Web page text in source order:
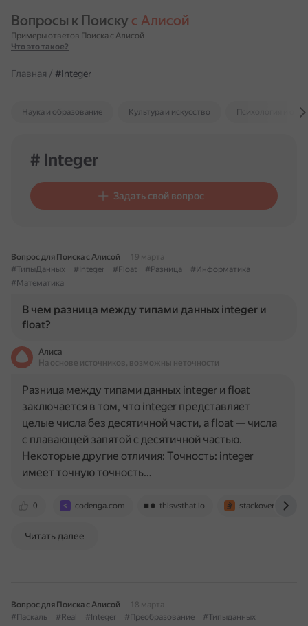
Вопросы к Поиску с Алисой
Примеры ответов Поиска с Алисой
Что это такое?
Главная / #Integer
Наука и образование Культура и искусство Психология и
# Integer
Задать свой вопрос
Вопрос для Поиска с Алисой
19 марта
#ТипыДанных
#Integer #Float #Разница
#Информатика
#Математика
В чем разница между типами данных integer и
float?
Алиса
На основе источников, возможны неточности
0 codenga.com thisvsthat.io stackoverflow.com
Разница между типами данных integer и float
заключается в том, что integer представляет
целые числа без десятичной части, а float — числа
с плавающей запятой с десятичной частью.
Некоторые другие отличия: Точность: integer
имеет точную точность…
Читать далее
Вопрос для Поиска с Алисой
18 марта
#Паскаль
#Real #Integer #Преобразование #Типыданных